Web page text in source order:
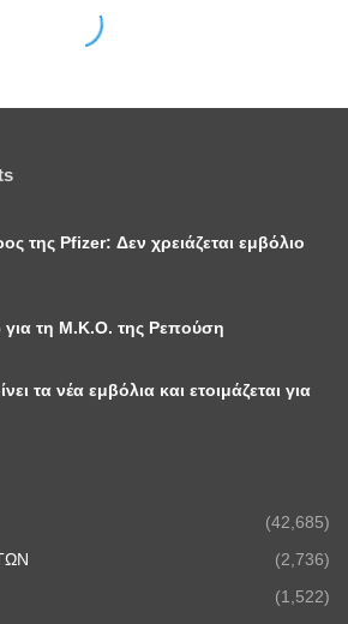
της Pfizer: Δεν χρειάζεται εμβόλιο
για τη Μ.Κ.Ο. της Ρεπούση
τα νέα εμβόλια και ετοιμάζεται για
(42,685)
(2,736)
(1,522)